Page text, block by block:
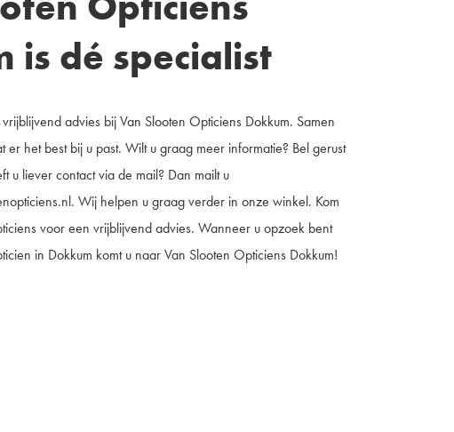
is dé specialist
advies bij Van Slooten Opticiens Dokkum. Samen
er het best bij u past. Wilt u graag meer informatie? Bel gerust
u liever contact via de mail? Dan mailt u
. Wij helpen u graag verder in onze winkel. Kom
voor een vrijblijvend advies. Wanneer u opzoek bent
in Dokkum komt u naar Van Slooten Opticiens Dokkum!